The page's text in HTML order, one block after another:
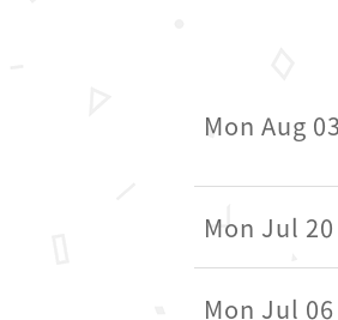
Mon Aug
Mon Jul
Mon Jul